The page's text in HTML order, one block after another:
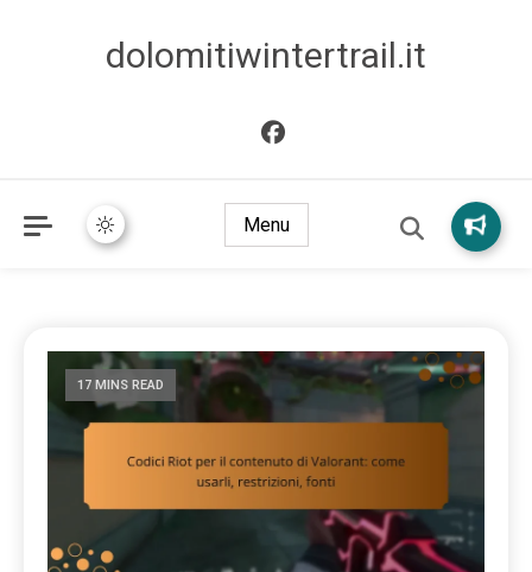
dolomitiwintertrail.it
Menu
17 MINS READ